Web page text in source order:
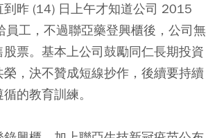
到昨 (14) 日上午才知道公司 2015
員工，不過聯亞藥登興櫃後，公司無
票。基本上公司鼓勵同仁長期投資
，決不贊成短線抄作，後續要持續
的教育訓練。